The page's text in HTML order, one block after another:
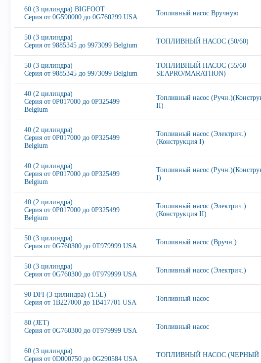
60 (3 цилиндра) BIGFOOT
Серия от 0G590000 до 0G760299 USA
Топливный насос Вручную
50 (3 цилиндра)
Серия от 9885345 до 9973099 Belgium
ТОПЛИВНЫЙ НАСОС (50/60)
50 (3 цилиндра)
Серия от 9885345 до 9973099 Belgium
ТОПЛИВНЫЙ НАСОС (55/60
SEAPRO/MARATHON)
40 (2 цилиндра)
Серия от 0P017000 до 0P325499
Belgium
Топливный насос
II)
40 (2 цилиндра)
Серия от 0P017000 до 0P325499
Belgium
Топливный насос (Электрич.)
(Конструкция I)
40 (2 цилиндра)
Серия от 0P017000 до 0P325499
Belgium
Топливный насос
I)
40 (2 цилиндра)
Серия от 0P017000 до 0P325499
Belgium
Топливный насос (Электрич.)
(Конструкция II)
50 (3 цилиндра)
Серия от 0G760300 до 0T979999 USA
Топливный насос (Вручн.)
50 (3 цилиндра)
Серия от 0G760300 до 0T979999 USA
Топливный насос (Электрич.)
90 DFI (3 цилиндра) (1.5L)
Серия от 1B227000 до 1B417701 USA
Топливный насос
80 (JET)
Серия от 0G760300 до 0T979999 USA
Топливный насос
60 (3 цилиндра)
Серия от 0D000750 до 0G290584 USA
ТОПЛИВНЫЙ НАСОС (ЧЕРНЫЙ